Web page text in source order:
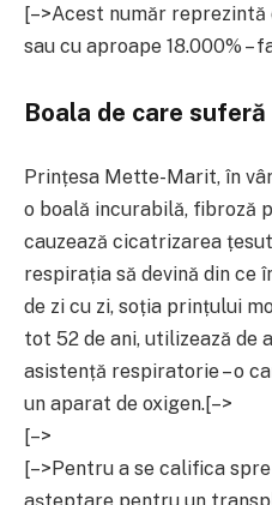
[–>Acest număr reprezintă
sau cu aproape 18.000% –
Boala de care
Prințesa Mette-Marit, în
o boală incurabilă, fibroză
cauzează cicatrizarea
respirația să devină din ce
de zi cu zi, soția prințului
tot 52 de ani, utilizează de
asistență respiratorie – o
un aparat de oxigen.[–>
[–>
[–>Pentru a se califica